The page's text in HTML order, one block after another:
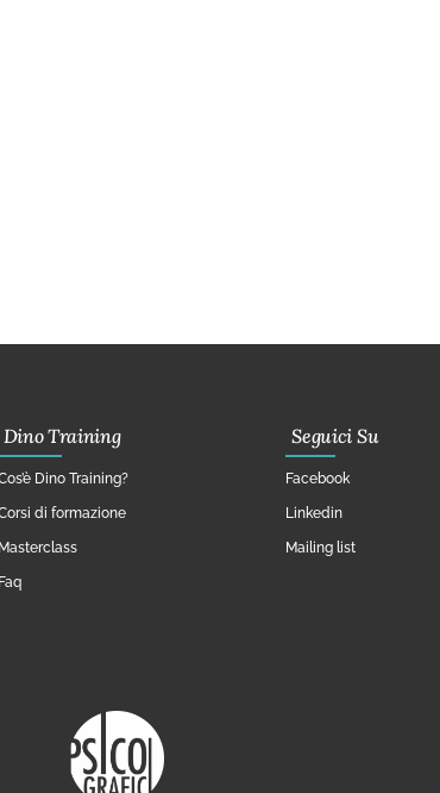
Dino Training
Dino Training?
di formazione
Masterclass
Faq
Seguici Su
Facebook
Linkedin
Mailing list